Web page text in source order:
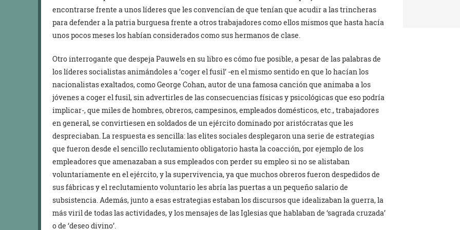
encontrarse frente a unos líderes que les convencían de que tenían que acudir a las trincheras
para defender a la patria burguesa frente a otros trabajadores como ellos mismos que hasta hacía
unos pocos meses los habían considerados como sus hermanos de clase.
Otro interrogante que despeja Pauwels en su libro es cómo fue posible, a pesar de las palabras de
los líderes socialistas animándoles a ‘coger el fusil’ -en el mismo sentido en que lo hacían los
nacionalistas exaltados, como George Cohan, autor de una famosa canción que animaba a los
jóvenes a coger el fusil, sin advertirles de las consecuencias físicas y psicológicas que eso podría
implicar-, que miles de hombres, obreros, campesinos, empleados domésticos, etc., trabajadores
en general, se convirtiesen en soldados de un ejército dominado por aristócratas que les
despreciaban. La respuesta es sencilla: las elites sociales desplegaron una serie de estrategias
que fueron desde el sencillo reclutamiento obligatorio hasta la coacción, por ejemplo de los
empleadores que amenazaban a sus empleados con perder su empleo si no se alistaban
voluntariamente en el ejército, y la supervivencia, ya que muchos obreros fueron despedidos de
sus fábricas y el reclutamiento voluntario les abría las puertas a un pequeño salario de
subsistencia. Además, junto a esas estrategias estaban los discursos que idealizaban la guerra, la
más viril de todas las actividades, y los mensajes de las Iglesias que hablaban de ‘sagrada cruzada’
o de ‘deseo divino’.